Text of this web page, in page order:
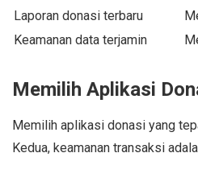
Laporan donasi terbaru
Keamanan data terjamin
Memilih Aplikasi
Memilih aplikasi donasi yang
Kedua, keamanan transaksi